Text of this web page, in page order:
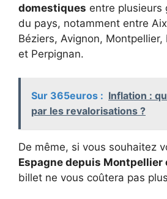
domestiques entre plusieurs
du pays, notamment entre
Béziers, Avignon,
et Perpignan.
Sur 365euros : Inflation :
par les revalorisations ?
De même, si vous souhaitez
Espagne depuis Montpellier
billet ne vous coûtera pas